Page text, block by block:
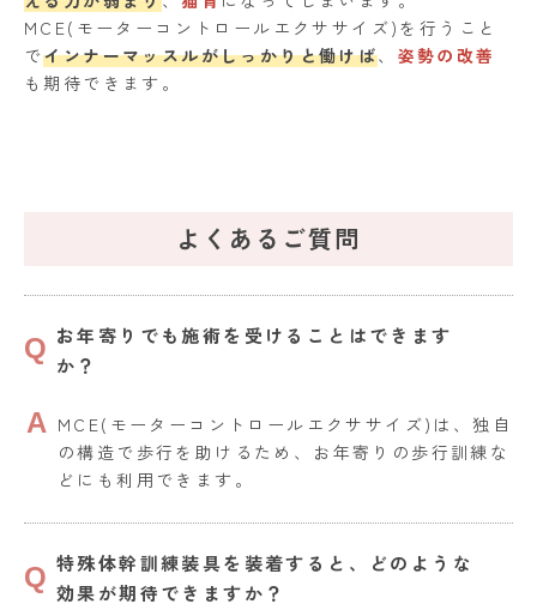
MCE(モーターコントロールエクササイズ)を行うこと
でインナーマッスルがしっかりと働けば、 姿勢の改善
も期待できます。
よくあるご質問
お年寄りでも施術を受けることはできます
か？
MCE(モーターコントロールエクササイズ)は、独自
の構造で歩行を助けるため、お年寄りの歩行訓練な
どにも利用できます。
特殊体幹訓練装具を装着すると、どのような
効果が期待できますか？